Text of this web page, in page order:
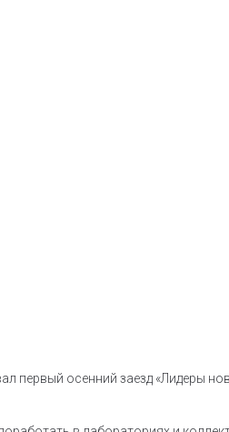
первый осенний заезд «Лидеры